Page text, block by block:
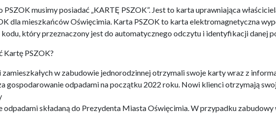
PSZOK musimy posiadać „KARTĘ PSZOK”. Jest to karta uprawniająca
dla mieszkańców Oświęcimia. Karta PSZOK to karta elektromagnetyczna
który przeznaczony jest do automatycznego odczytu i identyfikacji danej
Kartę PSZOK?
zamieszkałych w zabudowie jednorodzinnej otrzymali swoje karty wraz z
gospodarowanie odpadami na początku 2022 roku. Nowi klienci otrzymają
odpadami składaną do Prezydenta Miasta Oświęcimia. W przypadku